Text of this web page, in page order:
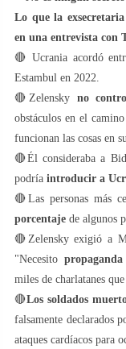
Lo que la
en una entrevista con
🔴 Ucrania acordó
Estambul en 2022.
🔴Zelensky no
obstáculos en el
funcionan las cosas en
🔴Él consideraba a
podría introducir a
🔴Las personas más
porcentaje de algunos
🔴Zelensky exigió a
"Necesito
miles de charlatanes
🔴Los soldados
falsamente declarados
ataques cardíacos para